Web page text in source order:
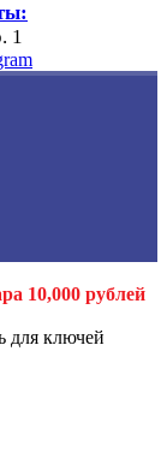
1
10,000 рублей